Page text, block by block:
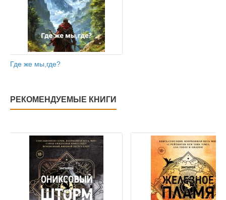
Где же мы,где?
РЕКОМЕНДУЕМЫЕ КНИГИ